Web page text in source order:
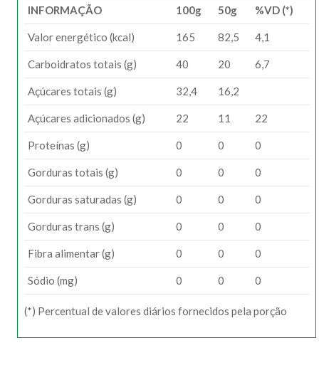
INFORMAÇÃO 100g 50g %VD (*)
Valor energético (kcal) 165 82,5 4,1
Carboidratos totais (g) 40 20 6,7
Açúcares totais (g) 32,4 16,2
Açúcares adicionados (g) 22 11 22
Proteínas (g) 0 0 0
Gorduras totais (g) 0 0 0
Gorduras saturadas (g) 0 0 0
Gorduras trans (g) 0 0 0
Fibra alimentar (g) 0 0 0
Sódio (mg) 0 0 0
(*) Percentual de valores diários fornecidos pela porção